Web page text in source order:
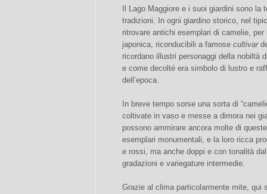
Il Lago Maggiore e i suoi giardini sono
tradizioni. In ogni giardino storico, nel
ritrovare antichi esemplari di camelie,
japonica, riconducibili a famose cultivar
ricordano illustri personaggi della nobiltà
e come decolté era simbolo di lustro e
dell’epoca.
In breve tempo sorse una sorta di
coltivate in vaso e messe a dimora nei
possono ammirare ancora molte di
esemplari monumentali, e la loro ricca
e rossi, ma anche doppi e con tonalità
gradazioni e variegature intermedie.
Grazie al clima particolarmente mite, qui